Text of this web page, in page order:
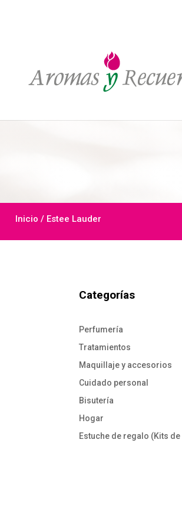
Inicio / Estee Lauder
Categorías
Perfumería
Tratamientos
Maquillaje y accesorios
Cuidado personal
Bisutería
Hogar
Estuche de regalo (Kits